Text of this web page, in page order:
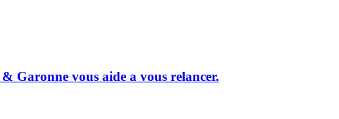
Garonne vous aide a vous relancer.